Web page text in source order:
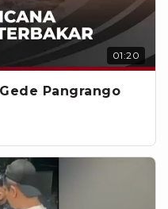
01:20
Pangrango